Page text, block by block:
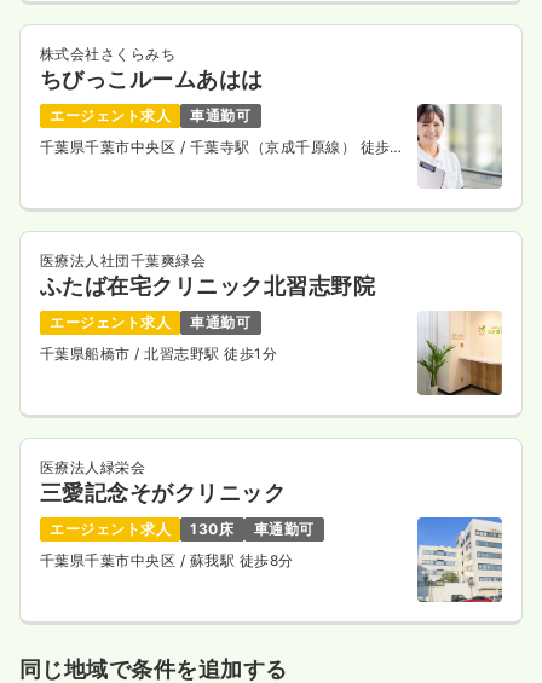
株式会社さくらみち
ちびっこルームあはは
エージェント求人
車通勤可
千葉県千葉市中央区 / 千葉寺駅（京成千原線） 徒歩7
医療法人社団千葉爽緑会
ふたば在宅クリニック北習志野院
エージェント求人
車通勤可
千葉県船橋市/ 北習志野駅 徒歩1分
医療法人緑栄会
三愛記念そがクリニック
エージェント求人 130床
車通勤可
千葉県千葉市中央区 / 蘇我駅 徒歩8分
同じ地域で条件を追加する